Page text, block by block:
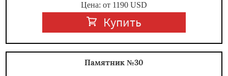
Цена: от 1190 USD
Купить
Памятник №30